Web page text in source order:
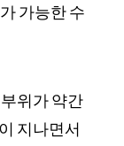
가능한 수
위가 약간
지나면서